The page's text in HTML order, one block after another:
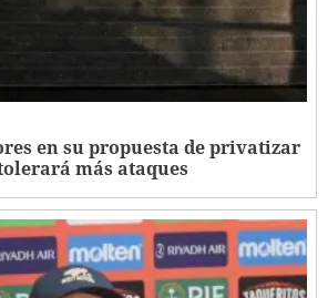
en su propuesta de privatizar
más ataques